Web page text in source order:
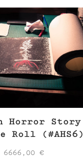
Horror
Roll (#AHS6)
6666,00€